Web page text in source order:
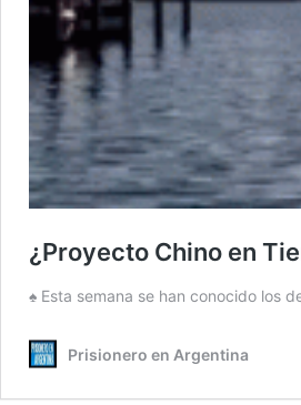
¿Proyecto Chino en
♠ Esta semana se han conocido los
Prisionero en Argentina